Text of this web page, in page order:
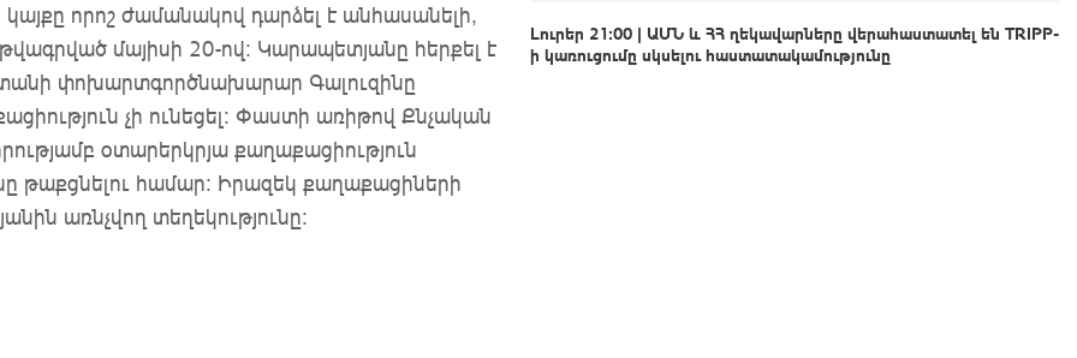
որոշ ժամանակով դարձել է անհասանելի,
մայիսի 20-ով: Կարապետյանը հերքել է
փոխարտգործնախարար Գալուզինը
չի ունեցել։ Փաստի առիթով Քնչական
օտարերկրյա քաղաքացիություն
թաքցնելու համար: Իրազեկ քաղաքացիների
առնչվող տեղեկությունը:
Լուրեր 21:00 | ԱՄՆ և ՀՀ ղեկավարները վերահաստատել են TRIPP-
ի կառուցումը սկսելու հաստատակամությունը